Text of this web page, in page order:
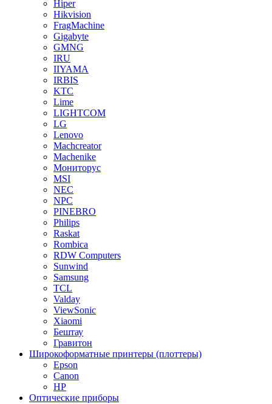
Hiper
Hikvision
FragMachine
Gigabyte
GMNG
IRU
IIYAMA
IRBIS
KTC
Lime
LIGHTCOM
LG
Lenovo
Machcreator
Machenike
Мониторус
MSI
NEC
NPC
PINEBRO
Philips
Raskat
Rombica
RDW Computers
Sunwind
Samsung
TCL
Valday
ViewSonic
Xiaomi
Бештау
Гравитон
Широкоформатные принтеры (плоттеры)
Epson
Canon
HP
Оптические приборы